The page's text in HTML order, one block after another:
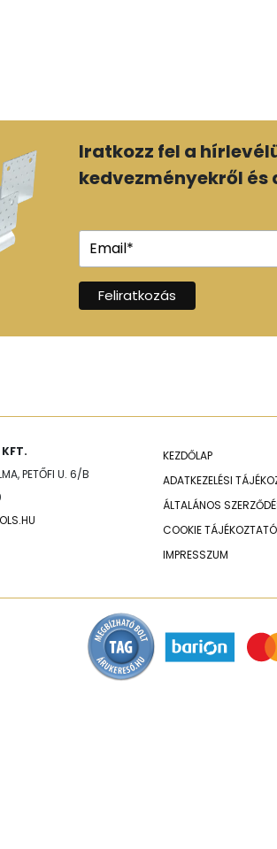
Iratkozz fel a
kedvezményekről
PETŐFI U. 6/B
KEZDŐLAP
ADATKEZELÉSI
ÁLTALÁNOS
COOKIE TÁJÉKOZTATÓ
IMPRESSZUM